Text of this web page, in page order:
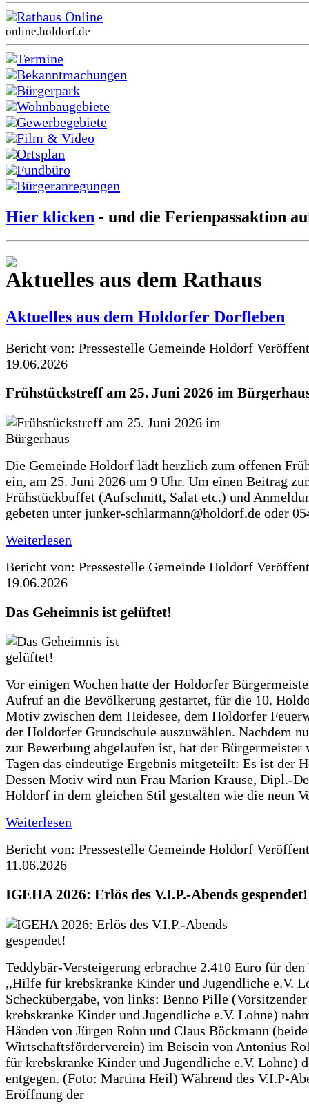
Rathaus Online
online.holdorf.de
Termine
Bekanntmachungen
Bürgerpark
Wohnbaugebiete
Gewerbegebiete
Film & Video
Ortsplan
Fundbüro
Bürgeranregungen
Hier klicken - und die Ferienpassaktion
Aktuelles aus dem Rathaus
Aktuelles aus dem Holdorfer Dorfleben
Bericht von: Pressestelle Gemeinde Holdorf
19.06.2026
Frühstückstreff am 25. Juni 2026 im
Die Gemeinde Holdorf lädt herzlich zum offenen
ein, am 25. Juni 2026 um 9 Uhr. Um einen Beitrag
Frühstückbuffet (Aufschnitt, Salat etc.) und
gebeten unter junker-schlarmann@holdorf.de oder
Weiterlesen
Bericht von: Pressestelle Gemeinde Holdorf
19.06.2026
Das Geheimnis ist gelüftet!
Vor einigen Wochen hatte der Holdorfer
Aufruf an die Bevölkerung gestartet, für die 10.
Motiv zwischen dem Heidesee, dem Holdorfer
der Holdorfer Grundschule auszuwählen. Nachdem
zur Bewerbung abgelaufen ist, hat der Bürgermeister
Tagen das eindeutige Ergebnis mitgeteilt: Es ist der
Dessen Motiv wird nun Frau Marion Krause, Dipl.-
Holdorf in dem gleichen Stil gestalten wie die neun
Weiterlesen
Bericht von: Pressestelle Gemeinde Holdorf
11.06.2026
IGEHA 2026: Erlös des V.I.P.-Abends gespendet!
Teddybär-Versteigerung erbrachte 2.410 Euro für den
,,Hilfe für krebskranke Kinder und Jugendliche e.V.
Scheckübergabe, von links: Benno Pille
krebskranke Kinder und Jugendliche e.V. Lohne)
Händen von Jürgen Rohn und Claus Böckmann
Wirtschaftsförderverein) im Beisein von Antonius
für krebskranke Kinder und Jugendliche e.V. Lohne)
entgegen. (Foto: Martina Heil) Während des V.I.P-
Eröffnung der